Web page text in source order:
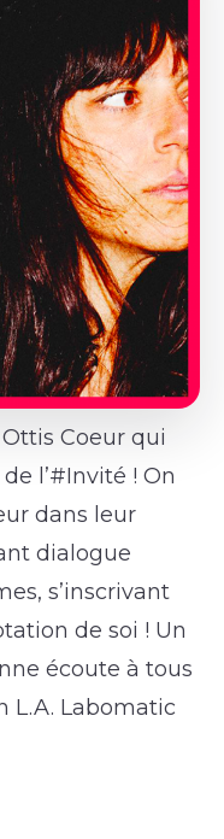
Coeur qui
l’#Invité ! On
dans leur
dialogue
s’inscrivant
de soi ! Un
écoute à tous
L.A. Labomatic